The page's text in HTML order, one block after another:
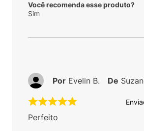
Você recomenda esse produto?
Sim
Perfeito
Por Evelin B. De